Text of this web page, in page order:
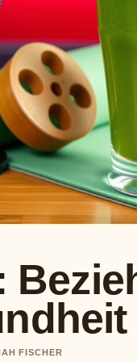
FISCHER